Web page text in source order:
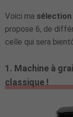
Voici ma
propose 6, de
celle qui sera
1. Machine à
classique !